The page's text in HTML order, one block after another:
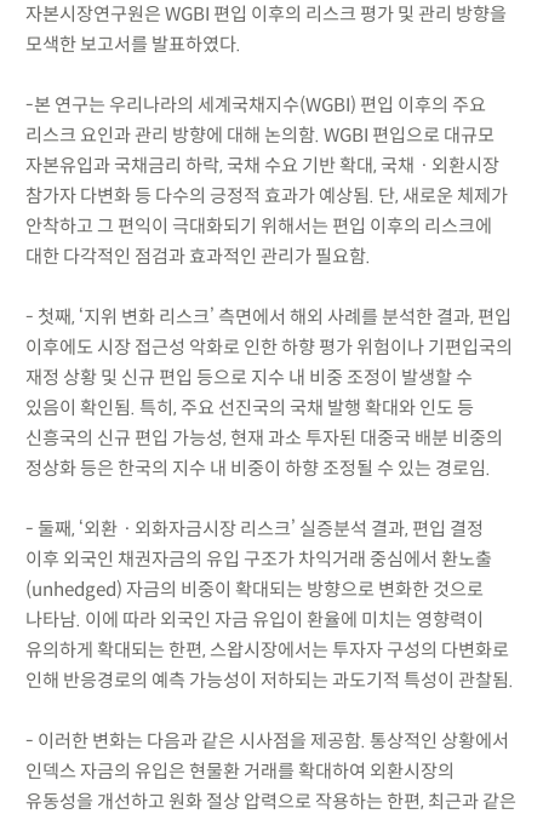
자본시장연구원은 WGBI 편입 이후의 리스크 평가 및 관리 방향을
모색한 보고서를 발표하였다.
-본 연구는 우리나라의 세계국채지수(WGBI) 편입 이후의 주요
리스크 요인과 관리 방향에 대해 논의함. WGBI 편입으로 대규모
자본유입과 국채금리 하락, 국채 수요 기반 확대, 국채ㆍ외환시장
참가자 다변화 등 다수의 긍정적 효과가 예상됨. 단, 새로운 체제가
안착하고 그 편익이 극대화되기 위해서는 편입 이후의 리스크에
대한 다각적인 점검과 효과적인 관리가 필요함.
- 첫째, ‘지위 변화 리스크’ 측면에서 해외 사례를 분석한 결과, 편입
이후에도 시장 접근성 악화로 인한 하향 평가 위험이나 기편입국의
재정 상황 및 신규 편입 등으로 지수 내 비중 조정이 발생할 수
있음이 확인됨. 특히, 주요 선진국의 국채 발행 확대와 인도 등
신흥국의 신규 편입 가능성, 현재 과소 투자된 대중국 배분 비중의
정상화 등은 한국의 지수 내 비중이 하향 조정될 수 있는 경로임.
- 둘째, ‘외환ㆍ외화자금시장 리스크’ 실증분석 결과, 편입 결정
이후 외국인 채권자금의 유입 구조가 차익거래 중심에서 환노출
(unhedged) 자금의 비중이 확대되는 방향으로 변화한 것으로
나타남. 이에 따라 외국인 자금 유입이 환율에 미치는 영향력이
유의하게 확대되는 한편, 스왑시장에서는 투자자 구성의 다변화로
인해 반응경로의 예측 가능성이 저하되는 과도기적 특성이 관찰됨.
- 이러한 변화는 다음과 같은 시사점을 제공함. 통상적인 상황에서
인덱스 자금의 유입은 현물환 거래를 확대하여 외환시장의
유동성을 개선하고 원화 절상 압력으로 작용하는 한편, 최근과 같은